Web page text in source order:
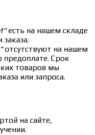
есть на нашем складе
отсутствуют на нашем
предоплате. Срок
товаров мы
или запроса.
на сайте,